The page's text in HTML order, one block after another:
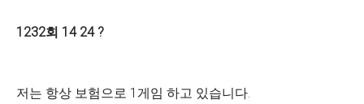
1232회 14 24 ?
저는 항상 보험으로 1게임 하고 있습니다.